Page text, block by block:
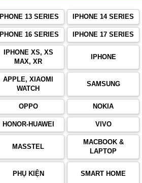
IPHONE 13 SERIES IPHONE 14 SERIES
IPHONE 16 SERIES IPHONE 17 SERIES
IPHONE XS, XS
MAX, XR
IPHONE
APPLE, XIAOMI
WATCH
SAMSUNG
OPPO NOKIA
HONOR-HUAWEI VIVO
MASSTEL
MACBOOK &
LAPTOP
PHỤ KIỆN SMART HOME